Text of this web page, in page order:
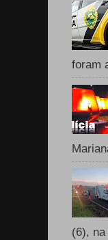
foram
(6),